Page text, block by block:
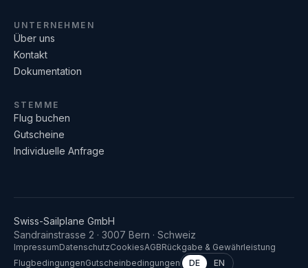
UNTERNEHMEN
Über uns
Kontakt
Dokumentation
STEMME
Flug buchen
Gutscheine
Individuelle Anfrage
Swiss-Sailplane GmbH
Sandrainstrasse 2 · 3007 Bern · Schweiz
ImpressumDatenschutzCookiesAGBRückgabe & Gewährleistung
FlugbedingungenGutscheinbedingungen DE EN